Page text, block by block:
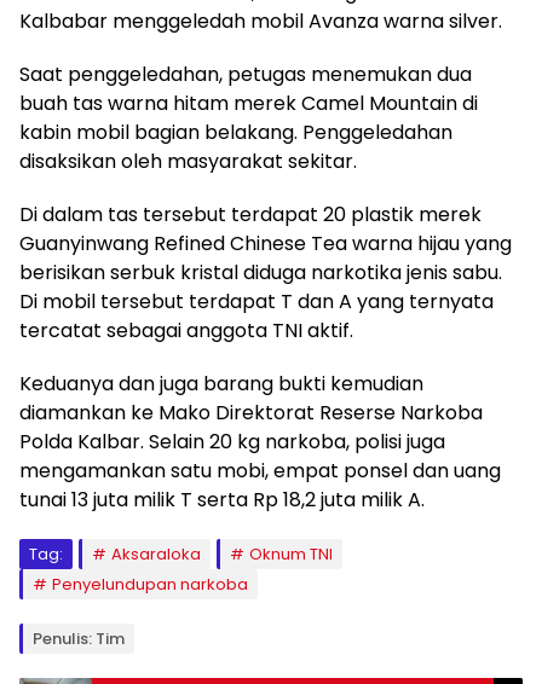
Kalbabar menggeledah mobil Avanza warna silver.
Saat penggeledahan, petugas menemukan dua
buah tas warna hitam merek Camel Mountain di
kabin mobil bagian belakang. Penggeledahan
disaksikan oleh masyarakat sekitar.
Di dalam tas tersebut terdapat 20 plastik merek
Guanyinwang Refined Chinese Tea warna hijau yang
berisikan serbuk kristal diduga narkotika jenis sabu.
Di mobil tersebut terdapat T dan A yang ternyata
tercatat sebagai anggota TNI aktif.
Keduanya dan juga barang bukti kemudian
diamankan ke Mako Direktorat Reserse Narkoba
Polda Kalbar. Selain 20 kg narkoba, polisi juga
mengamankan satu mobi, empat ponsel dan uang
tunai 13 juta milik T serta Rp 18,2 juta milik A.
Tag: Aksaraloka
Oknum TNI
Penyelundupan narkoba
Penulis: Tim